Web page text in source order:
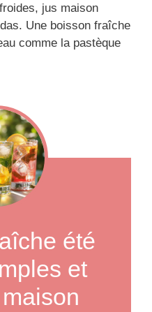
jus maison
Une boisson fraîche
comme la pastèque
été
et